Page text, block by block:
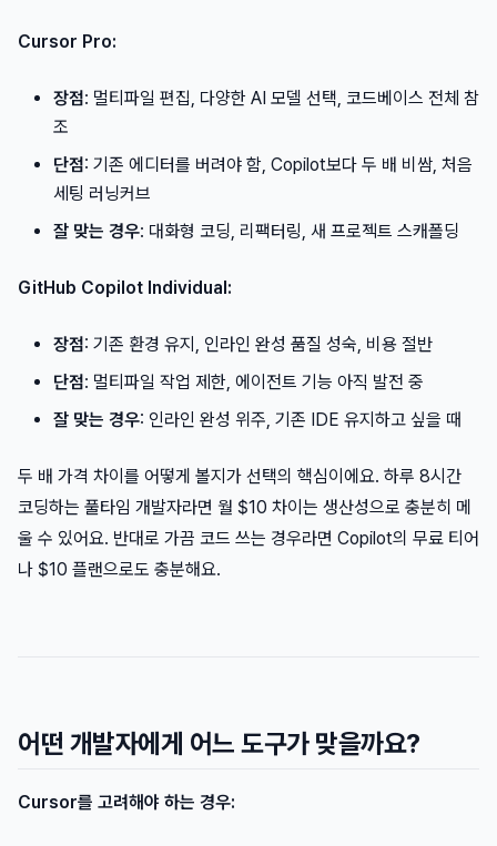
Cursor Pro:
장점: 멀티파일 편집, 다양한 AI 모델 선택, 코드베이스 전체 참
조
단점: 기존 에디터를 버려야 함, Copilot보다 두 배 비쌈, 처음
세팅 러닝커브
잘 맞는 경우: 대화형 코딩, 리팩터링, 새 프로젝트 스캐폴딩
GitHub Copilot Individual:
장점: 기존 환경 유지, 인라인 완성 품질 성숙, 비용 절반
단점: 멀티파일 작업 제한, 에이전트 기능 아직 발전 중
잘 맞는 경우: 인라인 완성 위주, 기존 IDE 유지하고 싶을 때
두 배 가격 차이를 어떻게 볼지가 선택의 핵심이에요. 하루 8시간
코딩하는 풀타임 개발자라면 월 $10 차이는 생산성으로 충분히 메
울 수 있어요. 반대로 가끔 코드 쓰는 경우라면 Copilot의 무료 티어
나 $10 플랜으로도 충분해요.
어떤 개발자에게 어느 도구가 맞을까요?
Cursor를 고려해야 하는 경우: